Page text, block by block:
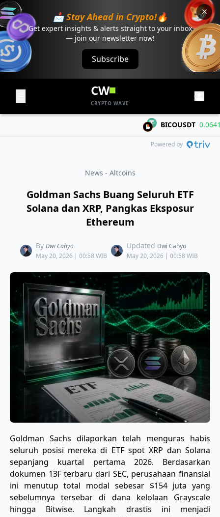
📩 Stay Ahead in Crypto!🔥
Get expert insights & alerts straight to your inbox
— join our newsletter now!
Subscribe
CW
CRYPTO WAVE
BICOUSDT 0.06419
Powered by
News - Altcoins
Goldman Sachs Buang Seluruh ETF
Solana dan XRP, Pangkas Eksposur
Ethereum
By Dwi Cahyo
May 20, 2026 | 00:58 WIB
Updated Dwi Cahyo
May 20, 2026 | 00:58 WIB
​Goldman Sachs dilaporkan telah menguras habis
seluruh posisi mereka di ETF spot XRP dan Solana
sepanjang kuartal pertama 2026. Berdasarkan
dokumen 13F terbaru dari SEC, perusahaan finansial
ini menutup total modal sebesar $154 juta yang
sebelumnya tersebar di dana kelolaan Grayscale
hingga Bitwise. Langkah drastis ini menjadi